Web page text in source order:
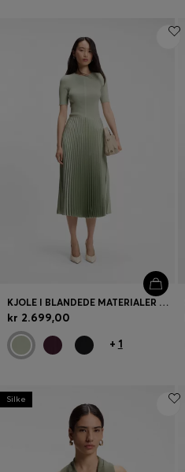
KJOLE I BLANDEDE MATERIALER MED PLISSÉSKØRT
kr 2.699,00
+ 1
Silke